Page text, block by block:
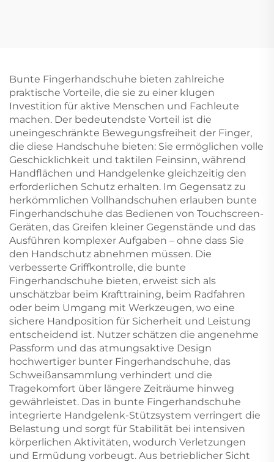
Trucker Hut
Bunte Fingerhandschuhe bieten zahlreiche
praktische Vorteile, die sie zu einer klugen
Investition für aktive Menschen und Fachleute
machen. Der bedeutendste Vorteil ist die
uneingeschränkte Bewegungsfreiheit der Finger,
die diese Handschuhe bieten: Sie ermöglichen volle
Geschicklichkeit und taktilen Feinsinn, während
Handflächen und Handgelenke gleichzeitig den
erforderlichen Schutz erhalten. Im Gegensatz zu
herkömmlichen Vollhandschuhen erlauben bunte
Fingerhandschuhe das Bedienen von Touchscreen-
Geräten, das Greifen kleiner Gegenstände und das
Ausführen komplexer Aufgaben – ohne dass Sie
den Handschutz abnehmen müssen. Die
verbesserte Griffkontrolle, die bunte
Fingerhandschuhe bieten, erweist sich als
unschätzbar beim Krafttraining, beim Radfahren
oder beim Umgang mit Werkzeugen, wo eine
sichere Handposition für Sicherheit und Leistung
entscheidend ist. Nutzer schätzen die angenehme
Passform und das atmungsaktive Design
hochwertiger bunter Fingerhandschuhe, das
Schweißansammlung verhindert und die
Tragekomfort über längere Zeiträume hinweg
gewährleistet. Das in bunte Fingerhandschuhe
integrierte Handgelenk-Stützsystem verringert die
Belastung und sorgt für Stabilität bei intensiven
körperlichen Aktivitäten, wodurch Verletzungen
und Ermüdung vorbeugt. Aus betrieblicher Sicht